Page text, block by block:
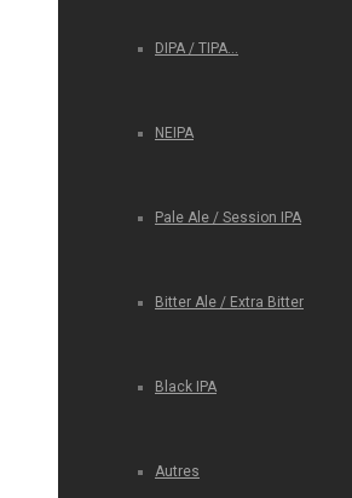
DIPA / TIPA…
NEIPA
Pale Ale / Session IPA
Bitter Ale / Extra Bitter
Black IPA
Autres